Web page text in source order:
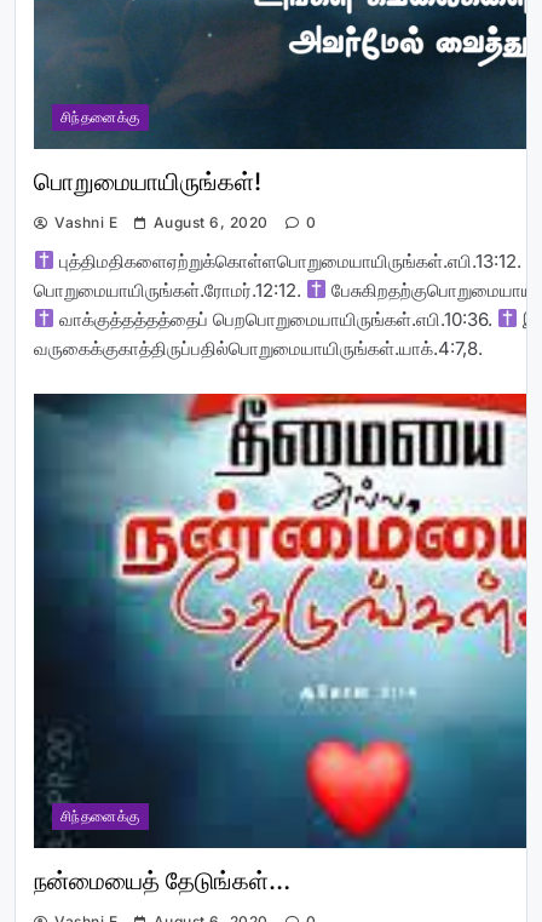
சிந்தனைக்கு
பொறுமையாயிருங்கள்!
Vashni E August 6, 2020 0
புத்திமதிகளைஏற்றுக்கொள்ளபொறுமையாயிருங்கள்.எபி.13:12.
பொறுமையாயிருங்கள்.ரோமர்.12:12.
வாக்குத்தத்தத்தைப் பெறபொறுமையாயிருங்கள்.எபி.10:36.
வருகைக்குகாத்திருப்பதில்பொறுமையாயிருங்கள்.யாக்.4:7,8.
சிந்தனைக்கு
நன்மையைத் தேடுங்கள்…